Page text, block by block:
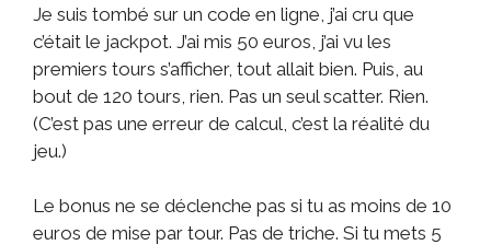
Je suis tombé sur un code en ligne, j’ai cru que
c’était le jackpot. J’ai mis 50 euros, j’ai vu les
premiers tours s’afficher, tout allait bien. Puis, au
bout de 120 tours, rien. Pas un seul scatter. Rien.
(C’est pas une erreur de calcul, c’est la réalité du
jeu.)
Le bonus ne se déclenche pas si tu as moins de 10
euros de mise par tour. Pas de triche. Si tu mets 5